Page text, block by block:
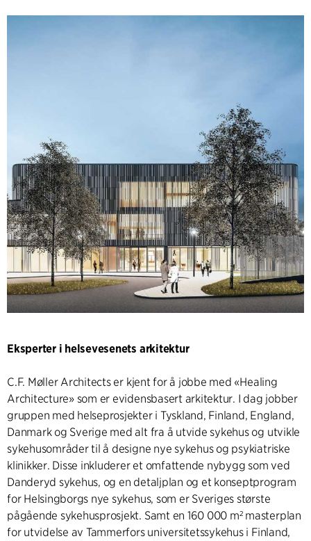
Eksperter i helsevesenets arkitektur
C.F. Møller Architects er kjent for å jobbe med «Healing
Architecture» som er evidensbasert arkitektur. I dag jobber
gruppen med helseprosjekter i Tyskland, Finland, England,
Danmark og Sverige med alt fra å utvide sykehus og utvikle
sykehusområder til å designe nye sykehus og psykiatriske
klinikker. Disse inkluderer et omfattende nybygg som ved
Danderyd sykehus, og en detaljplan og et konseptprogram
for Helsingborgs nye sykehus, som er Sveriges største
pågående sykehusprosjekt. Samt en 160 000 m² masterplan
for utvidelse av Tammerfors universitetssykehus i Finland,